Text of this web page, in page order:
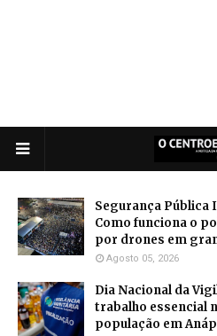
Segurança Pública
Como funciona o
por drones em
Agosto 05, 2026
Dia Nacional da
trabalho essencial
população em